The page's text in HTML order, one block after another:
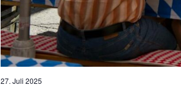
27. Juli 2025